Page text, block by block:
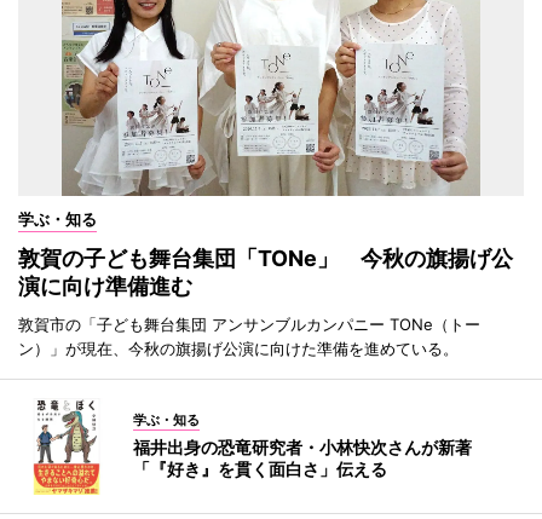
学ぶ・知る
敦賀の子ども舞台集団「TONe」 今秋の旗揚げ公
演に向け準備進む
敦賀市の「子ども舞台集団 アンサンブルカンパニー TONe（トー
ン）」が現在、今秋の旗揚げ公演に向けた準備を進めている。
学ぶ・知る
福井出身の恐竜研究者・小林快次さんが新著
「『好き』を貫く面白さ」伝える